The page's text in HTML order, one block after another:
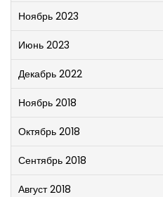
Ноябрь 2023
Июнь 2023
Декабрь 2022
Ноябрь 2018
Октябрь 2018
Сентябрь 2018
Август 2018